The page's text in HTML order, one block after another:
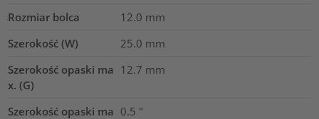
Rozmiar bolca
12.0 mm
Szerokość (W)
25.0 mm
Szerokość opaski ma
x. (G)
12.7 mm
Szerokość opaski ma 0.5 "